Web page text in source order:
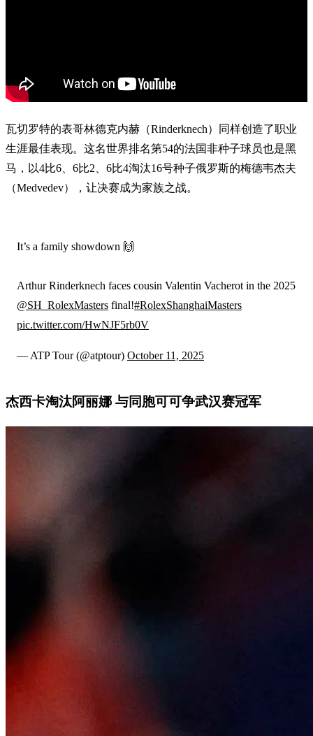
瓦切罗特的表哥林德克内赫（Rinderknech）同样创造了职业
生涯最佳表现。这名世界排名第54的法国非种子球员也是黑
马，以4比6、6比2、6比4淘汰16号种子俄罗斯的梅德韦杰夫
（Medvedev），让决赛成为家族之战。
It’s a family showdown 🙌
Arthur Rinderknech faces cousin Valentin Vacherot in the 2025
@SH_RolexMasters final!#RolexShanghaiMasters
pic.twitter.com/HwNJF5rb0V
— ATP Tour (@atptour) October 11, 2025
杰西卡淘汰阿丽娜 与同胞可可争武汉赛冠军